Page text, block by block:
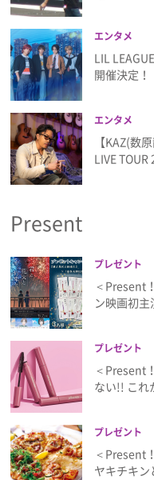
エンタメ
LIL
開催決定！
エンタメ
【KAZ(数
LIVE
Present
プレゼント
＜Present
ン映画初
プレゼント
＜Present
ない!! こ
プレゼント
＜Present
ヤキチキ